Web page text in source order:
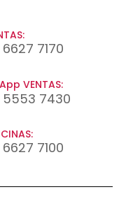
7170
VENTAS:
7430
7100